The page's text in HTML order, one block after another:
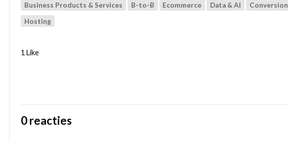
Business Products & Services B-to-B Ecommerce Data & AI Conversion
Hosting
1 Like
0 reacties